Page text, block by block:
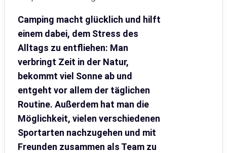
Camping macht glücklich und hilft
einem dabei, dem Stress des
Alltags zu entfliehen: Man
verbringt Zeit in der Natur,
bekommt viel Sonne ab und
entgeht vor allem der täglichen
Routine. Außerdem hat man die
Möglichkeit, vielen verschiedenen
Sportarten nachzugehen und mit
Freunden zusammen als Team zu